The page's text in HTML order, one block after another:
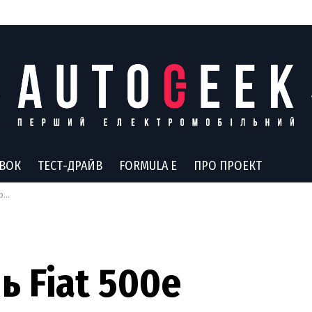
ТЕСТ-ДРАЙВ FORMULA E ПРО ПРОЕКТ
Fiat 500e